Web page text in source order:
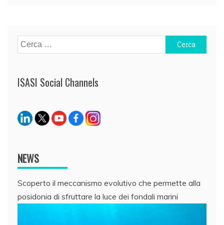
Ricerca
per:
ISASI Social Channels
NEWS
Scoperto il meccanismo evolutivo che permette alla
posidonia di sfruttare la luce dei fondali marini